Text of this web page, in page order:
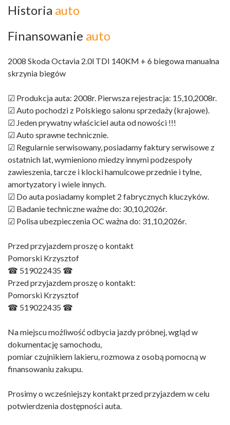
Historia auto
Finansowanie auto
2008 Skoda Octavia 2.0l TDI 140KM + 6 biegowa manualna
skrzynia biegów
☑ Produkcja auta: 2008r. Pierwsza rejestracja: 15,10,2008r.
☑ Auto pochodzi z Polskiego salonu sprzedaży (krajowe).
☑ Jeden prywatny właściciel auta od nowości !!!
☑ Auto sprawne technicznie.
☑ Regularnie serwisowany, posiadamy faktury serwisowe z
ostatnich lat, wymieniono miedzy innymi podzespoły
zawieszenia, tarcze i klocki hamulcowe przednie i tylne,
amortyzatory i wiele innych.
☑ Do auta posiadamy komplet 2 fabrycznych kluczyków.
☑ Badanie techniczne ważne do: 30,10,2026r.
☑ Polisa ubezpieczenia OC ważna do: 31,10,2026r.
Przed przyjazdem proszę o kontakt
Pomorski Krzysztof
☎ 519022435 ☎
Przed przyjazdem proszę o kontakt:
Pomorski Krzysztof
☎ 519022435 ☎
Na miejscu możliwość odbycia jazdy próbnej, wgląd w
dokumentację samochodu,
pomiar czujnikiem lakieru, rozmowa z osobą pomocną w
finansowaniu zakupu.
Prosimy o wcześniejszy kontakt przed przyjazdem w celu
potwierdzenia dostępności auta.